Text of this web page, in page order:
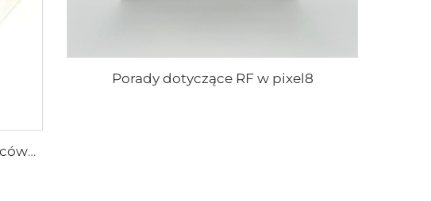
Sylfirm X igłowanie mikroigłowe końcówka rf sylfirm x XE-25 kaseton od firmy Viol
Porady dotyczące RF w pixel8